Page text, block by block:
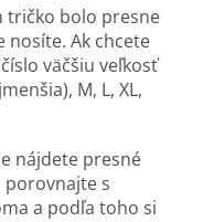
tričko bolo presne
nosíte. Ak chcete
väčšiu veľkosť
M, L, XL,
nájdete presné
s
a podľa toho si